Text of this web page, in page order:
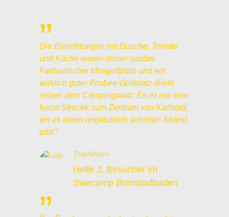
”
Die Einrichtungen mit Dusche, Toilette
und Küche waren immer sauber.
Fantastischer Minigolfplatz und ein
wirklich guter Frisbee-Golfplatz direkt
neben dem Campingplatz. Es ist nur eine
kurze Strecke zum Zentrum von Karlstad,
wo es einen unglaublich schönen Strand
gibt.”
TripAdvisor
Helle J, Besucher im
Swecamp Bomstadbaden